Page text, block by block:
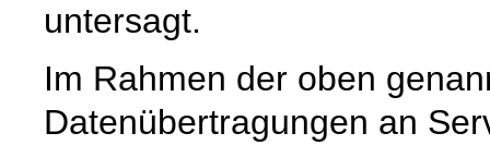
untersagt.
Im Rahmen der oben
Datenübertragungen an